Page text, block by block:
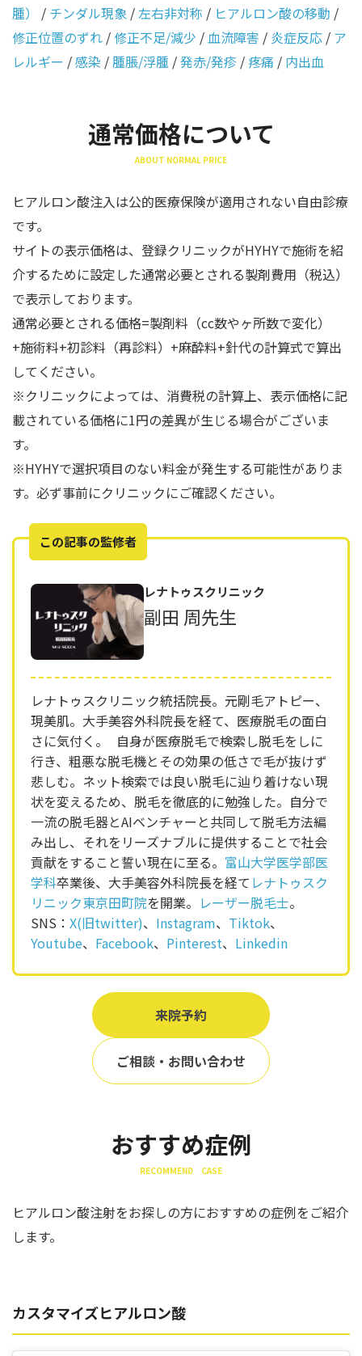
腫）
/ チンダル現象 /左右非対称 / ヒアルロン酸の移動 /
修正位置のずれ /修正不足/減少 /血流障害 / 炎症反応 / ア
レルギー /感染 /腫脹/浮腫 /発赤/発疹 /疼痛 / 内出血
通常価格について
ABOUT NORMAL PRICE
ヒアルロン酸注入は公的医療保険が適用されない自由診療
です。
サイトの表示価格は、登録クリニックがHYHYで施術を紹
介するために設定した通常必要とされる製剤費用（税込）
で表示しております。
通常必要とされる価格=製剤料（cc数やヶ所数で変化）
+施術料+初診料（再診料）+麻酔料+針代の計算式で算出
してください。
※クリニックによっては、消費税の計算上、表示価格に記
載されている価格に1円の差異が生じる場合がございま
す。
※HYHYで選択項目のない料金が発生する可能性がありま
す。必ず事前にクリニックにご確認ください。
この記事の監修者
レナトゥスクリニック
副田 周先生
レナトゥスクリニック統括院長。元剛毛アトピー、
現美肌。大手美容外科院長を経て、医療脱毛の面白
さに気付く。 自身が医療脱毛で検索し脱毛をしに
行き、粗悪な脱毛機とその効果の低さで毛が抜けず
悲しむ。ネット検索では良い脱毛に辿り着けない現
状を変えるため、脱毛を徹底的に勉強した。自分で
一流の脱毛器とAIベンチャーと共同して脱毛方法編
み出し、それをリーズナブルに提供することで社会
貢献をすること誓い現在に至る。 富山大学医学部医
学科卒業後、大手美容外科院長を経て レナトゥスク
リニック東京田町院を開業。 レーザー脱毛士。
SNS： X(旧twitter)、 Instagram、 Tiktok、
Youtube、 Facebook、 Pinterest、 Linkedin
来院予約
ご相談・お問い合わせ
おすすめ症例
RECOMMEND CASE
ヒアルロン酸注射をお探しの方におすすめの症例をご紹介
します。
カスタマイズヒアルロン酸